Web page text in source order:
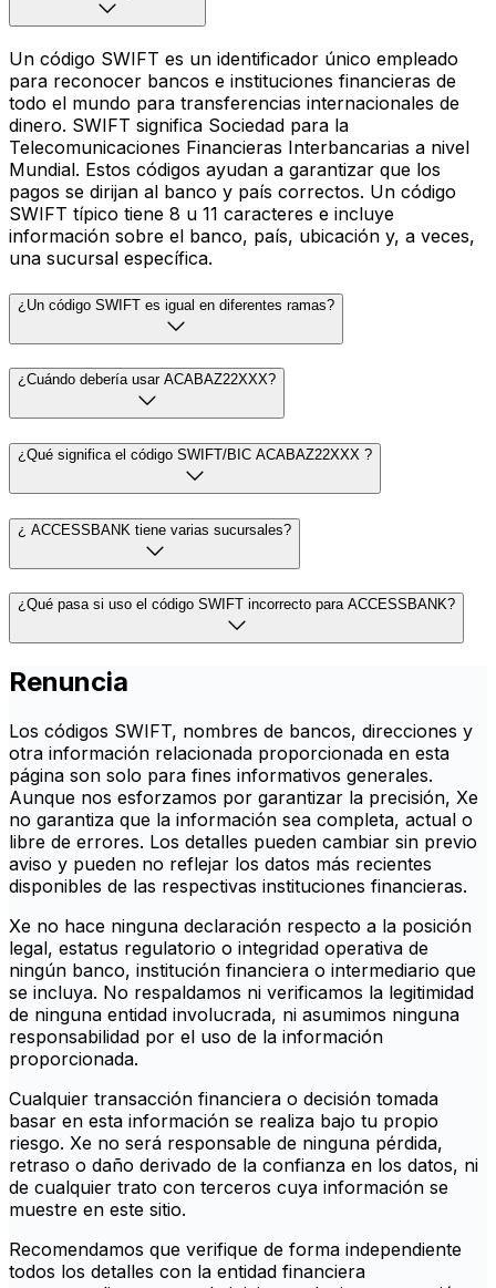
Un código SWIFT es un identificador único empleado
para reconocer bancos e instituciones financieras de
todo el mundo para transferencias internacionales de
dinero. SWIFT significa Sociedad para la
Telecomunicaciones Financieras Interbancarias a nivel
Mundial. Estos códigos ayudan a garantizar que los
pagos se dirijan al banco y país correctos. Un código
SWIFT típico tiene 8 u 11 caracteres e incluye
información sobre el banco, país, ubicación y, a veces,
una sucursal específica.
¿Un código SWIFT es igual en diferentes ramas?
¿Cuándo debería usar ACABAZ22XXX?
¿Qué significa el código SWIFT/BIC ACABAZ22XXX ?
¿ ACCESSBANK tiene varias sucursales?
¿Qué pasa si uso el código SWIFT incorrecto para ACCESSBANK?
Renuncia
Los códigos SWIFT, nombres de bancos, direcciones y
otra información relacionada proporcionada en esta
página son solo para fines informativos generales.
Aunque nos esforzamos por garantizar la precisión, Xe
no garantiza que la información sea completa, actual o
libre de errores. Los detalles pueden cambiar sin previo
aviso y pueden no reflejar los datos más recientes
disponibles de las respectivas instituciones financieras.
Xe no hace ninguna declaración respecto a la posición
legal, estatus regulatorio o integridad operativa de
ningún banco, institución financiera o intermediario que
se incluya. No respaldamos ni verificamos la legitimidad
de ninguna entidad involucrada, ni asumimos ninguna
responsabilidad por el uso de la información
proporcionada.
Cualquier transacción financiera o decisión tomada
basar en esta información se realiza bajo tu propio
riesgo. Xe no será responsable de ninguna pérdida,
retraso o daño derivado de la confianza en los datos, ni
de cualquier trato con terceros cuya información se
muestre en este sitio.
Recomendamos que verifique de forma independiente
todos los detalles con la entidad financiera